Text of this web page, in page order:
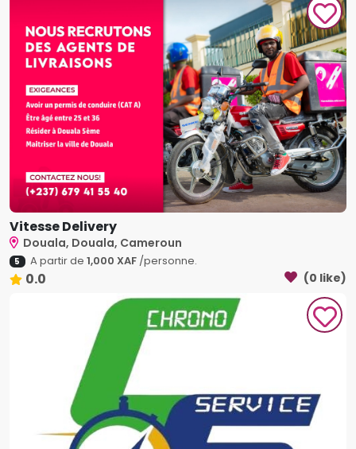
Vitesse Delivery
Douala, Douala, Cameroun
5 A partir de 1,000 XAF/personne.
0.0 (0 like)